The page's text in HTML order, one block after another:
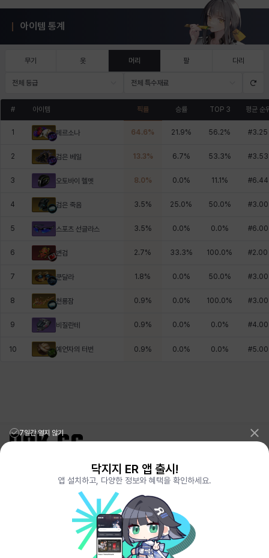
아이템 통계
무기 옷 머리 팔 다리
전체 등급 전체 특수재료
# 아이템 픽률 승률 TOP 3 평균 순
1 페르소나 64.6% 21.9% 56.2% #3.25
2 검은 베일 13.3% 6.7% 53.3% #3.53
3 오토바이 헬멧 8.0% 0.0% 11.1 % #6.44
4 검은 죽음 3.5% 25.0% 50.0% #3.00
5 스포츠 선글라스 3.5% 0.0% 0.0% #6.00
6 변검 2.7% 33.3% 100.0% #2.00
7 쿤달라 1.8% 0.0% 50.0% #3.00
8 천룡잠 0.9% 0.0% 100.0% #3.00
9 비질란테 0.9% 0.0% 0.0% #4.00
10 예언자의 터번 0.9% 0.0% 0.0% #5.00
리그오브레전드 전적검색 포로지지PORO.GG
전략적팀전투 TFT 전적검색 롤체지지 LOLCHESS.GG
메이플스토리 종합통계MAPLE.GG
VALORANT.DAK.GG
배틀그라운드 전적검색PUBG.DAK.GG
이터널 리턴 전적검색ER.DAK.GG
GENSHIN.DAK.GG
7일간 열지 않기
닥지지 ER 앱 출시!
앱 설치하고, 다양한 정보와 혜택을 확인하세요.